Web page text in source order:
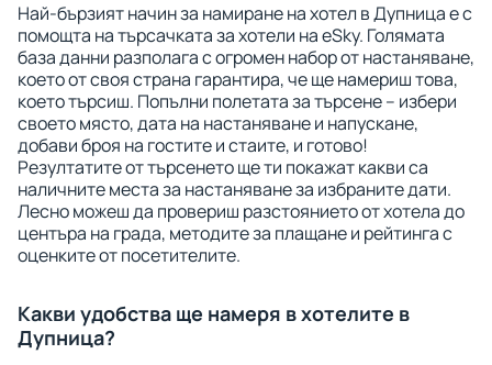
Най-бързият начин за намиране на хотел в Дупница е с
помощта на търсачката за хотели на eSky. Голямата
база данни разполага с огромен набор от настаняване,
което от своя страна гарантира, че ще намериш това,
което търсиш. Попълни полетата за търсене – избери
своето място, дата на настаняване и напускане,
добави броя на гостите и стаите, и готово!
Резултатите от търсенето ще ти покажат какви са
наличните места за настаняване за избраните дати.
Лесно можеш да провериш разстоянието от хотела до
центъра на града, методите за плащане и рейтинга с
оценките от посетителите.
Какви удобства ще намеря в хотелите в
Дупница?